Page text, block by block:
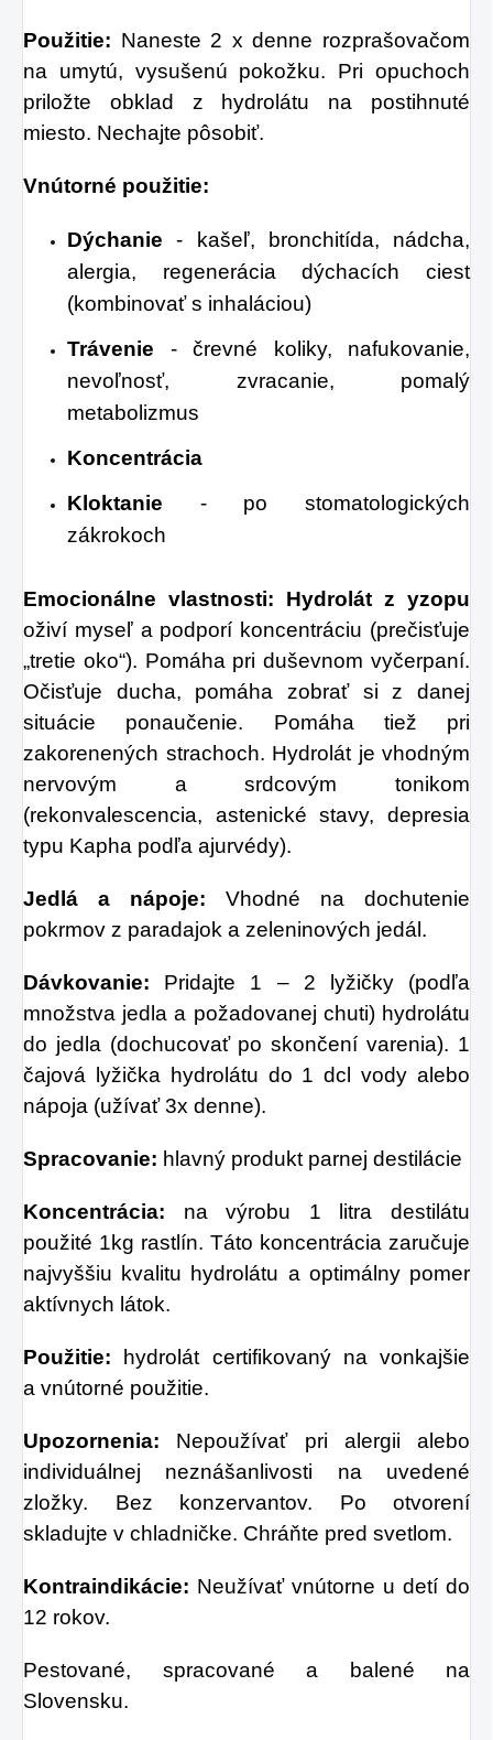
Použitie: Naneste 2 x denne rozprašovačom
na umytú, vysušenú pokožku. Pri opuchoch
priložte obklad z hydrolátu na postihnuté
miesto. Nechajte pôsobiť.
Vnútorné použitie:
Dýchanie - kašeľ, bronchitída, nádcha,
alergia, regenerácia dýchacích ciest
(kombinovať s inhaláciou)
Trávenie - črevné koliky, nafukovanie,
nevoľnosť, zvracanie, pomalý
metabolizmus
Koncentrácia
Kloktanie - po stomatologických
zákrokoch
Emocionálne vlastnosti: Hydrolát z yzopu
oživí myseľ a podporí koncentráciu (prečisťuje
„tretie oko“). Pomáha pri duševnom vyčerpaní.
Očisťuje ducha, pomáha zobrať si z danej
situácie ponaučenie. Pomáha tiež pri
zakorenených strachoch. Hydrolát je vhodným
nervovým a srdcovým tonikom
(rekonvalescencia, astenické stavy, depresia
typu Kapha podľa ajurvédy).
Jedlá a nápoje: Vhodné na dochutenie
pokrmov z paradajok a zeleninových jedál.
Dávkovanie: Pridajte 1 – 2 lyžičky (podľa
množstva jedla a požadovanej chuti) hydrolátu
do jedla (dochucovať po skončení varenia). 1
čajová lyžička hydrolátu do 1 dcl vody alebo
nápoja (užívať 3x denne).
Spracovanie: hlavný produkt parnej destilácie
Koncentrácia: na výrobu 1 litra destilátu
použité 1kg rastlín. Táto koncentrácia zaručuje
najvyššiu kvalitu hydrolátu a optimálny pomer
aktívnych látok.
Použitie: hydrolát certifikovaný na vonkajšie
a vnútorné použitie.
Upozornenia: Nepoužívať pri alergii alebo
individuálnej neznášanlivosti na uvedené
zložky. Bez konzervantov. Po otvorení
skladujte v chladničke. Chráňte pred svetlom.
Kontraindikácie: Neužívať vnútorne u detí do
12 rokov.
Pestované, spracované a balené na
Slovensku.